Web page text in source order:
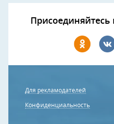
Присоединяйтесь
Для рекламодателей
Конфиденциальность